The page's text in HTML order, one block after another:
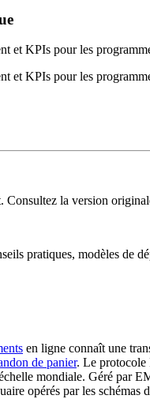
et KPIs pour les
et KPIs pour les
Consultez la version
pratiques, modèles de
en ligne connaît une
de panier. Le
mondiale. Géré par
opérés par les schémas